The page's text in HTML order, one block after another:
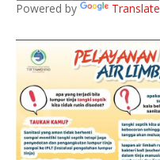
Powered by Translate